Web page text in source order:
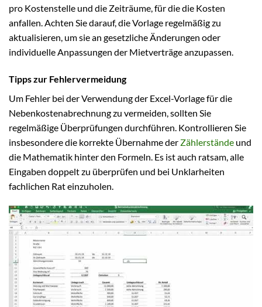
pro Kostenstelle und die Zeiträume, für die die Kosten
anfallen. Achten Sie darauf, die Vorlage regelmäßig zu
aktualisieren, um sie an gesetzliche Änderungen oder
individuelle Anpassungen der Mietverträge anzupassen.
Tipps zur Fehlervermeidung
Um Fehler bei der Verwendung der Excel-Vorlage für die
Nebenkostenabrechnung zu vermeiden, sollten Sie
regelmäßige Überprüfungen durchführen. Kontrollieren Sie
insbesondere die korrekte Übernahme der Zählerstände und
die Mathematik hinter den Formeln. Es ist auch ratsam, alle
Eingaben doppelt zu überprüfen und bei Unklarheiten
fachlichen Rat einzuholen.